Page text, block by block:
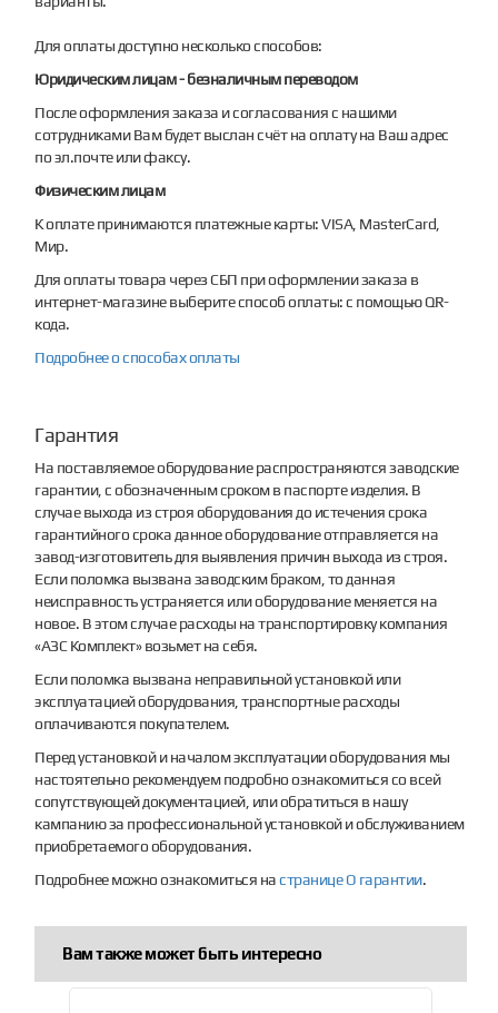
Для оплаты доступно несколько способов:
Юридическим лицам - безналичным переводом
После оформления заказа и согласования с нашими
сотрудниками Вам будет выслан счёт на оплату на Ваш адрес
по эл.почте или факсу.
Физическим лицам
К оплате принимаются платежные карты: VISA, MasterCard,
Мир.
Для оплаты товара через СБП при оформлении заказа в
интернет-магазине выберите способ оплаты: с помощью QR-
кода.
Подробнее о способах оплаты
Гарантия
На поставляемое оборудование распространяются заводские
гарантии, с обозначенным сроком в паспорте изделия. В
случае выхода из строя оборудования до истечения срока
гарантийного срока данное оборудование отправляется на
завод-изготовитель для выявления причин выхода из строя.
Если поломка вызвана заводским браком, то данная
неисправность устраняется или оборудование меняется на
новое. В этом случае расходы на транспортировку компания
«АЗС Комплект» возьмет на себя.
Если поломка вызвана неправильной установкой или
эксплуатацией оборудования, транспортные расходы
оплачиваются покупателем.
Перед установкой и началом эксплуатации оборудования мы
настоятельно рекомендуем подробно ознакомиться со всей
сопутствующей документацией, или обратиться в нашу
кампанию за профессиональной установкой и обслуживанием
приобретаемого оборудования.
Подробнее можно ознакомиться настранице О гарантии.
Вам также может быть интересно